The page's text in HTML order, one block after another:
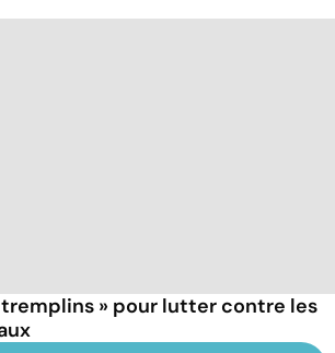
tremplins » pour lutter contre les